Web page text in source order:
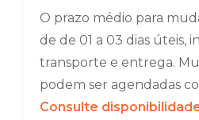
O prazo médio para
de de 01 a 03 dias úteis,
transporte e entrega.
podem ser agendadas
Consulte